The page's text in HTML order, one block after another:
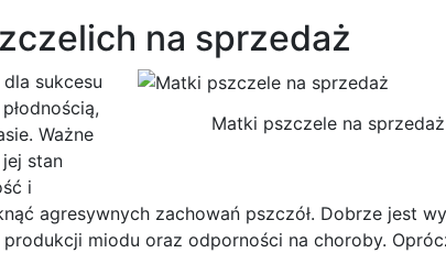
na sprzedaż
Matki pszczele na sprzedaż
sukcesu
Ważne
stan
i
agresywnych zachowań pszczół. Dobrze jest
miodu oraz odporności na choroby.